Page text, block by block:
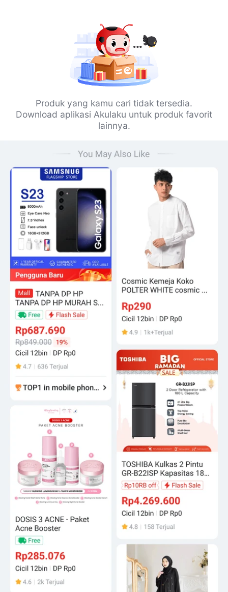
Produk yang kamu cari tidak tersedia.
Download aplikasi Akulaku untuk produk favorit
lainnya.